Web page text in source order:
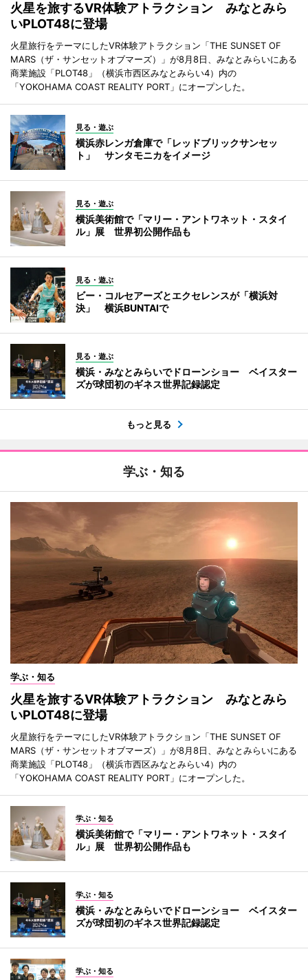
火星を旅するVR体験アトラクション みなとみら
いPLOT48に登場
火星旅行をテーマにしたVR体験アトラクション「THE SUNSET OF
MARS（ザ・サンセットオブマーズ）」が8月8日、みなとみらいにある
商業施設「PLOT48」（横浜市西区みなとみらい4）内の
「YOKOHAMA COAST REALITY PORT」にオープンした。
見る・遊ぶ
横浜赤レンガ倉庫で「レッドブリックサンセッ
ト」 サンタモニカをイメージ
見る・遊ぶ
横浜美術館で「マリー・アントワネット・スタイ
ル」展 世界初公開作品も
見る・遊ぶ
ビー・コルセアーズとエクセレンスが「横浜対
決」 横浜BUNTAIで
見る・遊ぶ
横浜・みなとみらいでドローンショー ベイスター
ズが球団初のギネス世界記録認定
もっと見る
学ぶ・知る
学ぶ・知る
火星を旅するVR体験アトラクション みなとみら
いPLOT48に登場
火星旅行をテーマにしたVR体験アトラクション「THE SUNSET OF
MARS（ザ・サンセットオブマーズ）」が8月8日、みなとみらいにある
商業施設「PLOT48」（横浜市西区みなとみらい4）内の
「YOKOHAMA COAST REALITY PORT」にオープンした。
学ぶ・知る
横浜美術館で「マリー・アントワネット・スタイ
ル」展 世界初公開作品も
学ぶ・知る
横浜・みなとみらいでドローンショー ベイスター
ズが球団初のギネス世界記録認定
学ぶ・知る